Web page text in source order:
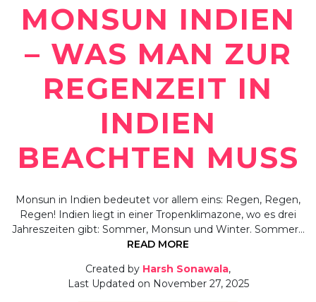
MONSUN INDIEN
– WAS MAN ZUR
REGENZEIT IN
INDIEN
BEACHTEN MUSS
Monsun in Indien bedeutet vor allem eins: Regen, Regen,
Regen! Indien liegt in einer Tropenklimazone, wo es drei
Jahreszeiten gibt: Sommer, Monsun und Winter. Sommer…
READ MORE
Created by Harsh Sonawala,
Last Updated on November 27, 2025